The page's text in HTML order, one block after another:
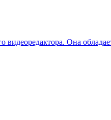
видеоредактора. Она